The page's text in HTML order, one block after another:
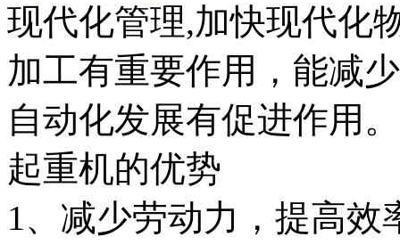
现代化管理,加快现代化
加工有重要作用，能减
自动化发展有促进作用。
起重机的优势
1、减少劳动力，提高效